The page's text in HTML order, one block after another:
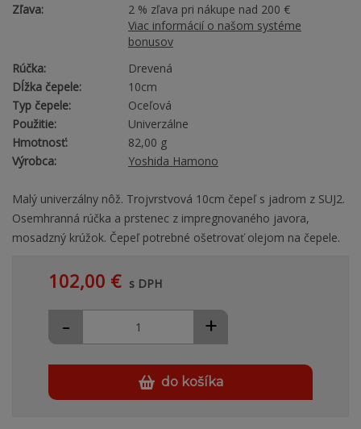
Zľava:
2 % zľava pri nákupe nad 200 €
Viac informácií o našom systéme
bonusov
Rúčka:
Drevená
Dĺžka čepele:
10cm
Typ čepele:
Oceľová
Použitie:
Univerzálne
Hmotnosť:
82,00 g
Výrobca:
Yoshida Hamono
Malý univerzálny nôž. Trojvrstvová 10cm čepeľ s jadrom z SUJ2.
Osemhranná rúčka a prstenec z impregnovaného javora,
mosadzný krúžok. Čepeľ potrebné ošetrovať olejom na čepele.
102,00 € s DPH
+
-
do košíka